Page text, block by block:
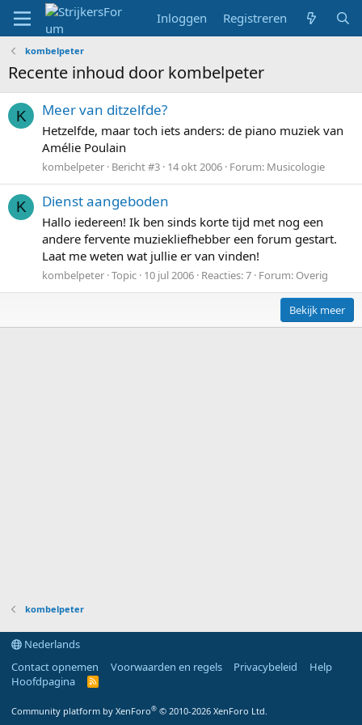
Inloggen Registreren
kombelpeter
Recente inhoud door kombelpeter
K Meer van ditzelfde?
Hetzelfde, maar toch iets anders: de piano muziek van
Amélie Poulain
kombelpeter Bericht #3 14 okt 2006 Forum: Musicologie
K Dienst aangeboden
Hallo iedereen! Ik ben sinds korte tijd met nog een
andere fervente muziekliefhebber een forum gestart.
Laat me weten wat jullie er van vinden!
kombelpeter Topic 10 jul 2006 Reacties: 7 Forum: Overig
Bekijk meer
kombelpeter
Nederlands
Contact opnemen
Voorwaarden en regels Privacybeleid
Help
Hoofdpagina
R
Community platform by XenForo® © 2010-2026 XenForo Ltd.